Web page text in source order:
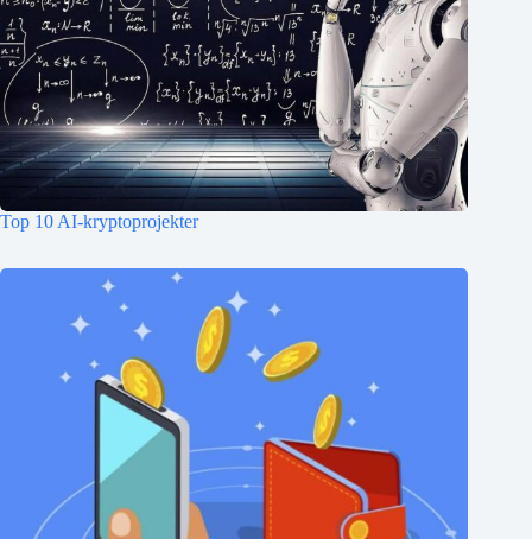
Top 10 AI-kryptoprojekter